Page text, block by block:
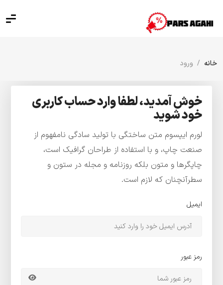
خانه ورود
خوش آمدید، لطفا وارد حساب کاربری
خود شوید
لورم ایپسوم متن ساختگی با تولید سادگی نامفهوم از
صنعت چاپ، و با استفاده از طراحان گرافیک است،
چاپگرها و متون بلکه روزنامه و مجله در ستون و
سطرآنچنان که لازم است.
ایمیل
رمز عبور